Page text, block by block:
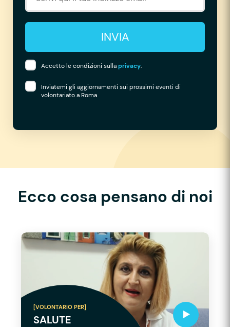
INVIA
Accetto le condizioni sullaprivacy.
Inviatemi gli aggiornamenti sui prossimi eventi di
volontariato a Roma
Ecco cosa pensano di noi
[VOLONTARIO PER]
SALUTE